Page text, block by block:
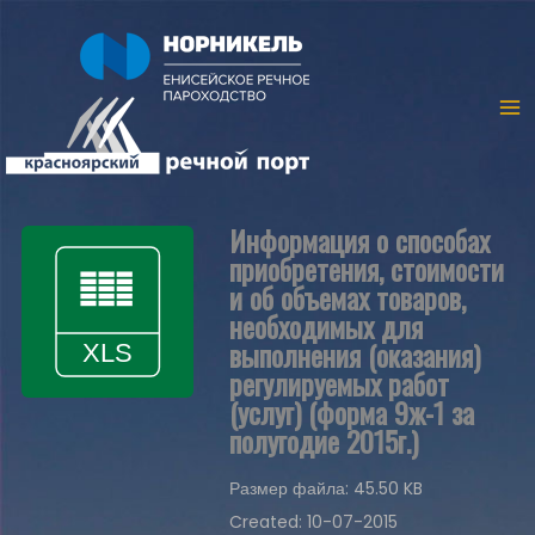
Информация о способах
приобретения, стоимости
и об объемах товаров,
необходимых для
выполнения (оказания)
регулируемых работ
(услуг) (форма 9ж-1 за
полугодие 2015г.)
Размер файла: 45.50 KB
Created: 10-07-2015